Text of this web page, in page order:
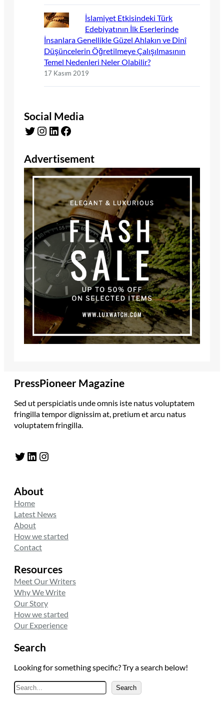
İslamiyet Etkisindeki Türk
Edebiyatının İlk Eserlerinde
İnsanlara Genellikle Güzel Ahlakın ve Dinî
Düşüncelerin Öğretilmeye Çalışılmasının
Temel Nedenleri Neler Olabilir?
17 Kasım 2019
Social Media
Twitter Instagram LinkedIn Facebook
Advertisement
PressPioneer Magazine
Sed ut perspiciatis unde omnis iste natus voluptatem
fringilla tempor dignissim at, pretium et arcu natus
voluptatem fringilla.
Twitter LinkedIn Instagram
About
Home
Latest News
About
How we started
Contact
Resources
Meet Our Writers
Why We Write
Our Story
How we started
Our Experience
Search
Looking for something specific? Try a search below!
A
r
Search